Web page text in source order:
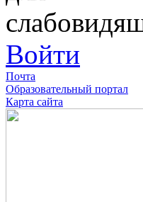
Войти
Почта
Образовательный портал
Карта сайта